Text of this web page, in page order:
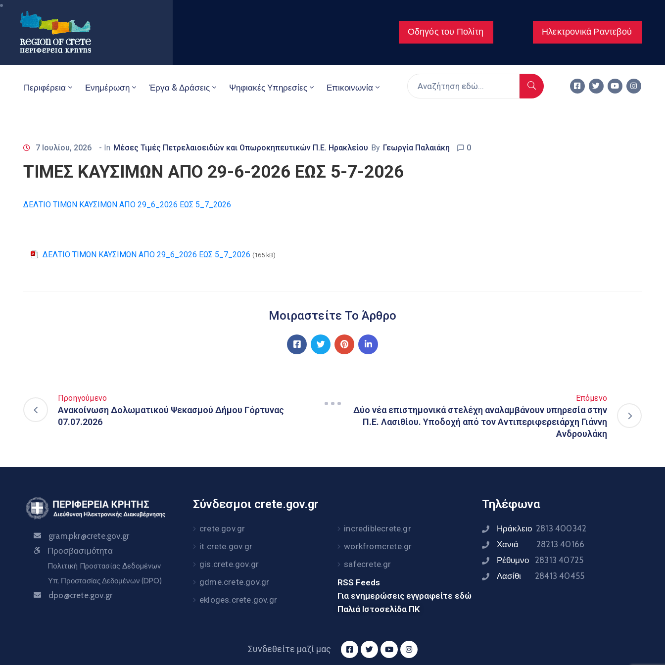
Οδηγός του Πολίτη Ηλεκτρονικά Ραντεβού
Περιφέρεια Ενημέρωση Έργα & Δράσεις Ψηφιακές Υπηρεσίες Επικοινωνία
7 Ιουλίου, 2026 - In Μέσες Τιμές Πετρελαιοειδών και Οπωροκηπευτικών Π.Ε. Ηρακλείου By Γεωργία Παλαιάκη 0
ΤΙΜΕΣ ΚΑΥΣΙΜΩΝ ΑΠΟ 29-6-2026 ΕΩΣ 5-7-2026
ΔΕΛΤΙΟ ΤΙΜΩΝ ΚΑΥΣΙΜΩΝ ΑΠΟ 29_6_2026 ΕΩΣ 5_7_2026
ΔΕΛΤΙΟ ΤΙΜΩΝ ΚΑΥΣΙΜΩΝ ΑΠΟ 29_6_2026 ΕΩΣ 5_7_2026 (165 kB)
Μοιραστείτε Το Άρθρο
Προηγούμενο
Ανακοίνωση Δολωματικού Ψεκασμού Δήμου Γόρτυνας
07.07.2026
Επόμενο
Δύο νέα επιστημονικά στελέχη αναλαμβάνουν υπηρεσία στην
Π.Ε. Λασιθίου. Υποδοχή από τον Αντιπεριφερειάρχη Γιάννη
Ανδρουλάκη
gram.pkr@crete.gov.gr
Προσβασιμότητα
Πολιτική Προστασίας Δεδομένων
Υπ. Προστασίας Δεδομένων (DPO)
dpo@crete.gov.gr
Σύνδεσμοι crete.gov.gr
crete.gov.gr
it.crete.gov.gr
gis.crete.gov.gr
gdme.crete.gov.gr
ekloges.crete.gov.gr
incrediblecrete.gr
workfromcrete.gr
safecrete.gr
RSS Feeds
Για ενημερώσεις εγγραφείτε εδώ
Παλιά Ιστοσελίδα ΠΚ
Τηλέφωνα
Ηράκλειο 2813 400342
Χανιά 28213 40166
Ρέθυμνο 28313 40725
Λασίθι 28413 40455
Συνδεθείτε μαζί μας